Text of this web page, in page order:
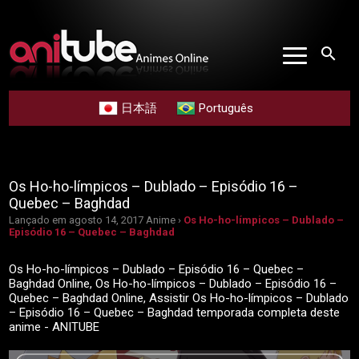
search
日本語 Português
Os Ho-ho-límpicos – Dublado – Episódio 16 –
Quebec – Baghdad
Lançado em agosto 14, 2017 Anime › Os Ho-ho-límpicos – Dublado –
Episódio 16 – Quebec – Baghdad
Os Ho-ho-límpicos – Dublado – Episódio 16 – Quebec –
Baghdad Online, Os Ho-ho-límpicos – Dublado – Episódio 16 –
Quebec – Baghdad Online, Assistir Os Ho-ho-límpicos – Dublado
– Episódio 16 – Quebec – Baghdad temporada completa deste
anime - ANITUBE